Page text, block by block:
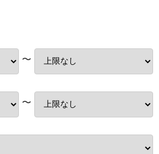
〜
〜